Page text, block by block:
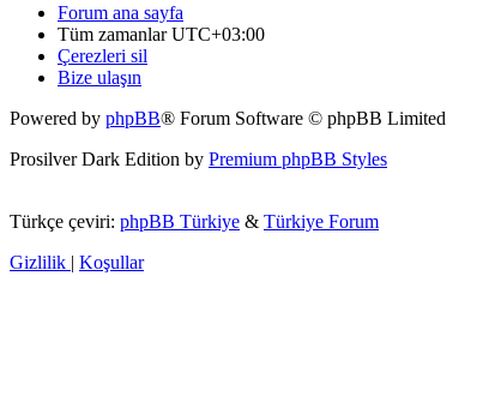
Forum ana sayfa
Tüm zamanlarUTC+03:00
Çerezleri sil
Bize ulaşın
Powered by phpBB® Forum Software © phpBB Limited
Prosilver Dark Edition by Premium phpBB Styles
Türkçe çeviri: phpBB Türkiye & Türkiye Forum
Gizlilik | Koşullar